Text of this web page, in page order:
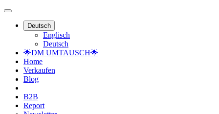
Deutsch
Englisch
Deutsch
🌟DM UMTAUSCH🌟
Home
Verkaufen
Blog
B2B
Report